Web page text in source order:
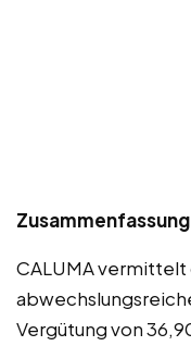
CALUMA vermittelt
Vergütung von